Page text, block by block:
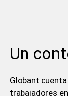
Un
Globant
trabajadores